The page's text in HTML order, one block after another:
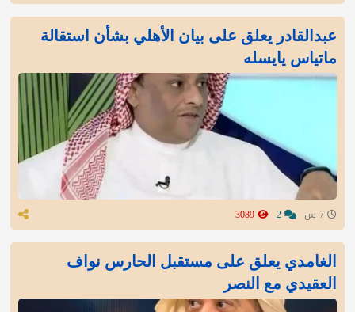
عبدالقادر يعلق على بيان الأهلي بشأن استقالة
ماتياس يايسله
الغامدي يعلق على مستقبل الحارس نواف
العقيدي مع النصر